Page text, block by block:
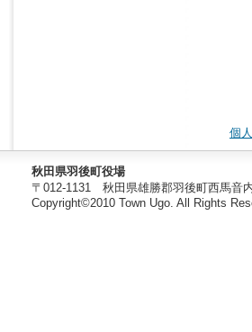
個
秋田県羽後町役場
〒012-1131 秋田県雄勝郡羽後町西馬音
Copyright©2010 Town Ugo. All Rights